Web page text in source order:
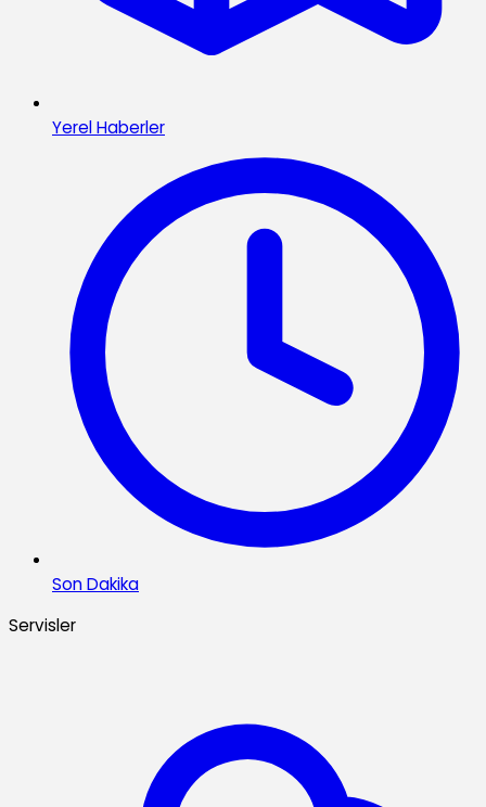
Yerel Haberler
Son Dakika
Servisler